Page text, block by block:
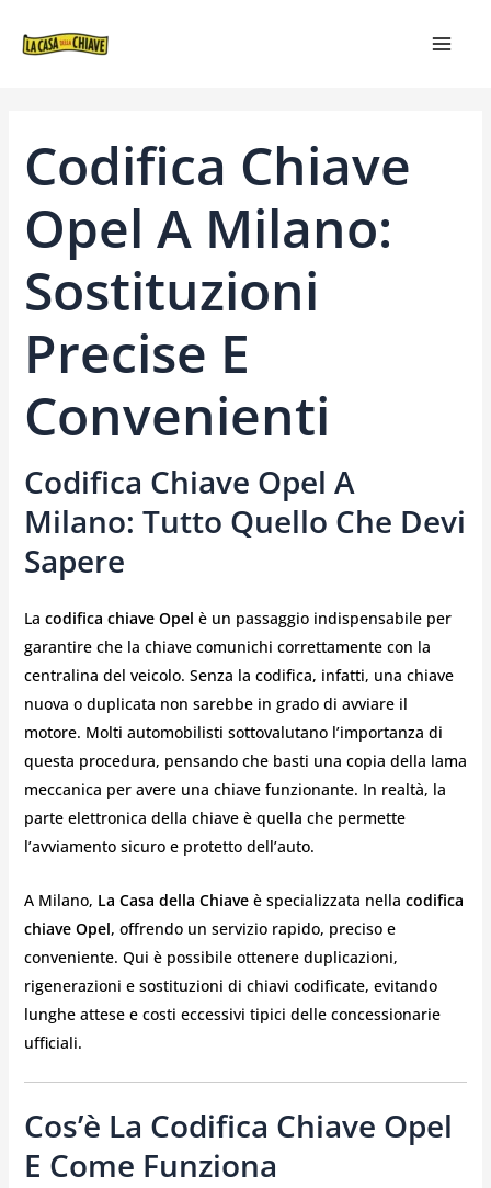
Codifica Chiave
Opel A Milano:
Sostituzioni
Precise E
Convenienti
Codifica Chiave Opel A
Milano: Tutto Quello Che Devi
Sapere
La codifica chiave Opel è un passaggio indispensabile per
garantire che la chiave comunichi correttamente con la
centralina del veicolo. Senza la codifica, infatti, una chiave
nuova o duplicata non sarebbe in grado di avviare il
motore. Molti automobilisti sottovalutano l’importanza di
questa procedura, pensando che basti una copia della lama
meccanica per avere una chiave funzionante. In realtà, la
parte elettronica della chiave è quella che permette
l’avviamento sicuro e protetto dell’auto.
A Milano, La Casa della Chiaveè specializzata nella codifica
chiave Opel, offrendo un servizio rapido, preciso e
conveniente. Qui è possibile ottenere duplicazioni,
rigenerazioni e sostituzioni di chiavi codificate, evitando
lunghe attese e costi eccessivi tipici delle concessionarie
ufficiali.
Cos’è La Codifica Chiave Opel
E Come Funziona
ARTICOLI